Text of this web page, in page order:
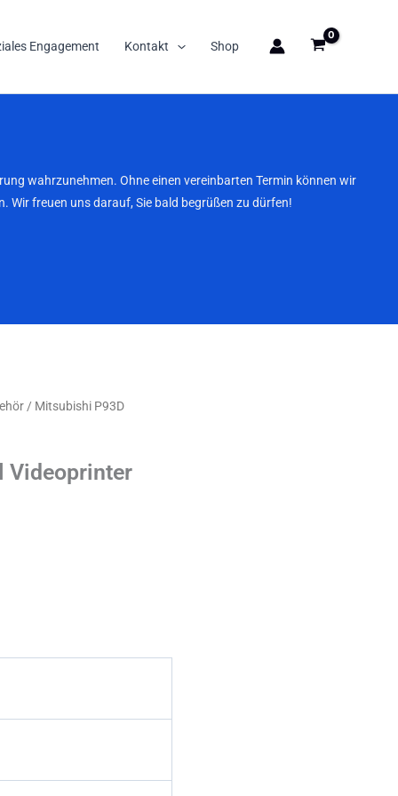
Engagement Kontakt Shop
wahrzunehmen. Ohne einen vereinbarten Termin können wir
Wir freuen uns darauf, Sie bald begrüßen zu dürfen!
/ Mitsubishi P93D
Videoprinter